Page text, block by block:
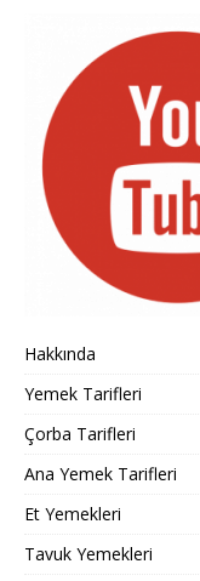
Hakkında
Yemek Tarifleri
Çorba Tarifleri
Ana Yemek Tarifleri
Et Yemekleri
Tavuk Yemekleri